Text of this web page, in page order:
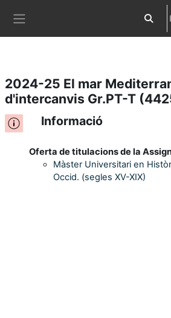
Ves al contingut principal
2024-25 El mar
d'intercanvis Gr.PT-T
Informació
Oferta de titulacions de la
Màster Universitari en
Occid. (segles XV-XIX)